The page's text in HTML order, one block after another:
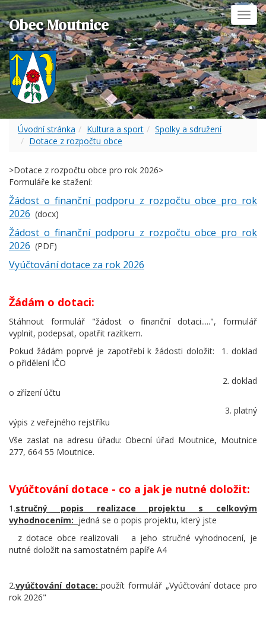
Obec Moutnice
Úvodní stránka Kultura a sport
Spolky a sdružení
Dotace z rozpočtu obce
>Dotace z rozpočtu obce pro rok 2026>
Formuláře ke stažení:
Žádost o finanční podporu z rozpočtu obce pro rok
2026 (docx)
Žádost o finanční podporu z rozpočtu obce pro rok
2026 (PDF)
Vyúčtování dotace za rok 2026
Žádám o dotaci:
Stáhnout formulář "žádost o finanční dotaci.....", formulář
vyplnit, podepsat, opatřit razítkem.
Pokud žádám poprvé je zapotřebí k žádosti doložit: 1. doklad
o přidělení IČO
2. doklad
o zřízení účtu
3. platný
výpis z veřejného rejstříku
Vše zaslat na adresu úřadu: Obecní úřad Moutnice, Moutnice
277, 664 55 Moutnice.
Vyúčtování dotace - co a jak je nutné doložit:
1.stručný popis realizace projektu s celkovým
vyhodnocením: jedná se o popis projektu, který jste
z dotace obce realizovali a jeho stručné vyhodnocení, je
nutné doložit na samostatném papíře A4
2.vyúčtování dotace:použít formulář „Vyúčtování dotace pro
rok 2026"